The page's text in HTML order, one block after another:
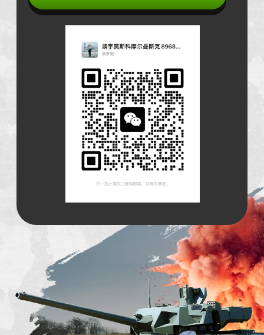
为极端情况做准备！
选择适合你的坦克骑行计划。
*基於BMP的複製品